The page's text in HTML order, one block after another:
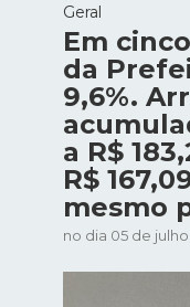
Geral
Em
da
9,6%.
a R$
R$
mesmo
no dia 05 de julho